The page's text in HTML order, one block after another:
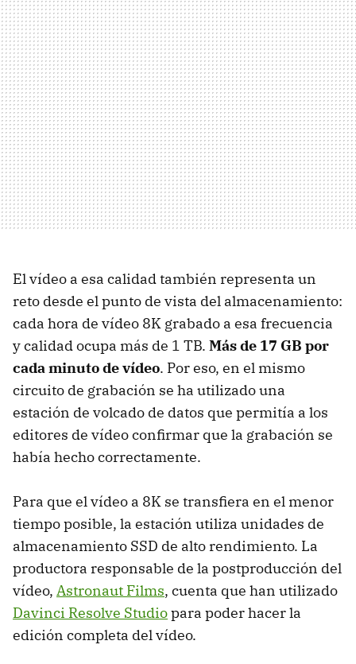
El vídeo a esa calidad también representa un
reto desde el punto de vista del almacenamiento:
cada hora de vídeo 8K grabado a esa frecuencia
y calidad ocupa más de 1 TB. Más de 17 GB por
cada minuto de vídeo. Por eso, en el mismo
circuito de grabación se ha utilizado una
estación de volcado de datos que permitía a los
editores de vídeo confirmar que la grabación se
había hecho correctamente.
Para que el vídeo a 8K se transfiera en el menor
tiempo posible, la estación utiliza unidades de
almacenamiento SSD de alto rendimiento. La
productora responsable de la postproducción del
vídeo, Astronaut Films, cuenta que han utilizado
Davinci Resolve Studiopara poder hacer la
edición completa del vídeo.